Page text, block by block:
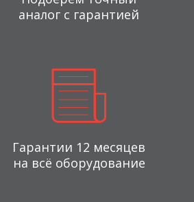
аналог с гарантией
Гарантии 12 месяцев
на всё оборудование